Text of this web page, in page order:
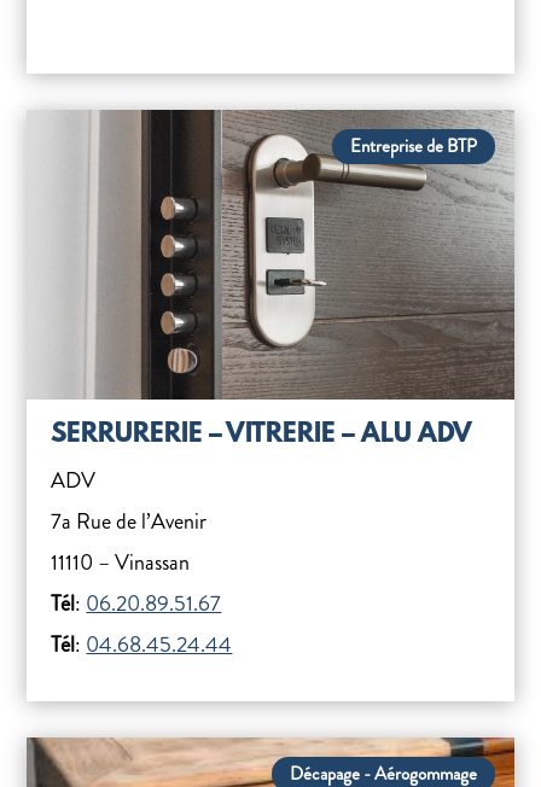
Entreprise de BTP
SERRURERIE – VITRERIE – ALU ADV
ADV
7a Rue de l’Avenir
11110 – Vinassan
Tél: 06.20.89.51.67
Tél: 04.68.45.24.44
Décapage - Aérogommage